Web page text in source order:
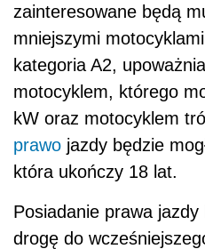
zainteresowane będą
mniejszymi
kategoria A2,
motocyklem, którego
kW oraz motocyklem
prawo jazdy będzie
która ukończy 18 lat.
Posiadanie prawa
drogę do